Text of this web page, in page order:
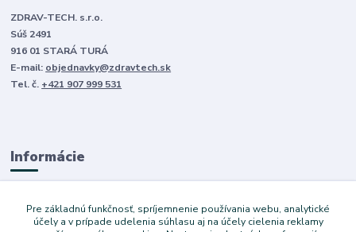
ZDRAV-TECH. s.r.o.
Súš 2491
916 01 STARÁ TURÁ
E-mail: objednavky@zdravtech.sk
Tel. č. +421 907 999 531
Informácie
O nás
Obchodné podmienky
Pre základnú funkčnosť, spríjemnenie používania webu, analytické
účely a v prípade udelenia súhlasu aj na účely cielenia reklamy